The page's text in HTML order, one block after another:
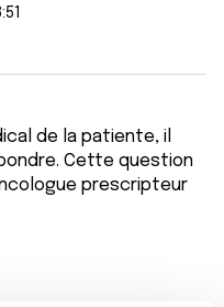
de la patiente, il
Cette question
prescripteur